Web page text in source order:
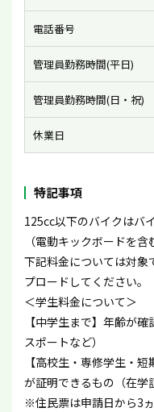
電話番号
管理員勤務時間(平日)
管理員勤務時間(日・祝)
休業日
特記事項
125cc以下のバイクはバ
（電動キックボードを含
下記料金については対象
プロードしてください。
＜学生料金について＞
【中学生まで】年齢が
スポートなど）
【高校生・専修学生・
が証明できるもの（在学
※住民票は申請日から3